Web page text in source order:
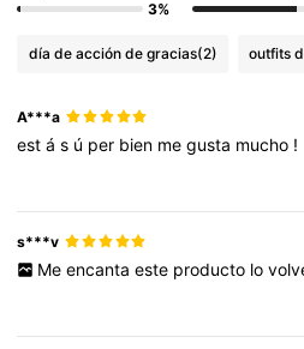
4,80 451K Seguidores
4,80
3%
día de acción de gracias(2) outfits
A***a
estás ú per bien megusta mucho !
s***v
Me encanta este producto lo